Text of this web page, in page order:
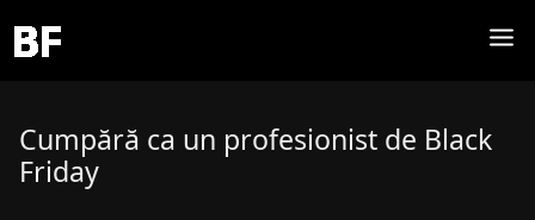
Cumpără ca un profesionist de Black
Friday